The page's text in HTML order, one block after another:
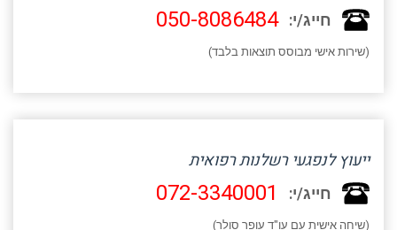
חייג/י: 050-8086484
(שירות אישי מבוסס תוצאות בלבד)
ייעוץ לנפגעי רשלנות רפואית
חייג/י: 072-3340001
(שיחה אישית עם עו"ד עופר סולר)